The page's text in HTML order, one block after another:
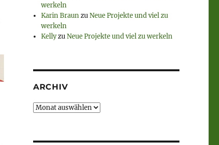
werkeln
Karin BraunzuNeue Projekte und viel zu
werkeln
KellyzuNeue Projekte und viel zu werkeln
ARCHIV
Archiv